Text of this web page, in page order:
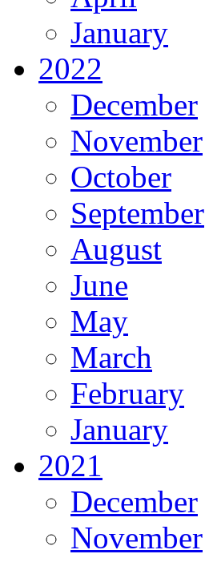
January
2022
December
November
October
September
August
June
May
March
February
January
2021
December
November